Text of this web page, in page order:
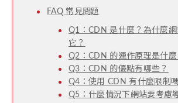
FAQ 常見問題
Q1：CDN 是什麼？為什麼
它？
Q2：CDN 的運作原理是什麼
Q3：CDN 的優點有哪些？
Q4：使用 CDN 有什麼限制嗎
Q5：什麼情況下網站要考慮